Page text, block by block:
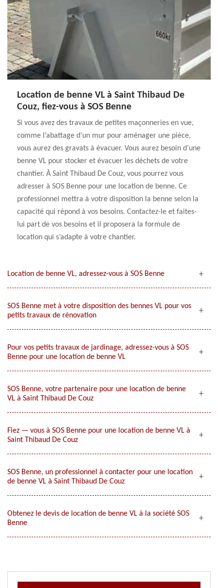
Location de benne VL à Saint Thibaud De
Couz, fiez-vous à SOS Benne
Si vous avez des travaux de petites maçonneries en vue,
comme l’abattage d’un mur pour aménager une pièce,
vous aurez des gravats à évacuer. Vous aurez besoin d’une
benne VL pour stocker et évacuer les déchets de votre
chantier. À Saint Thibaud De Couz, vous pourrez vous
adresser à SOS Benne pour une location de benne. Ce
professionnel mettra à votre disposition la benne selon la
capacité qui répond à vos besoins. Contactez-le et faites-
lui part de vos besoins et il proposera la formule de
location qui s’adapte à votre chantier.
Location de benne VL, adressez-vous à SOS Benne
SOS Benne met à votre disposition des bennes VL pour vos
petits travaux de rénovation
Pour vos petits travaux de jardinage, adressez-vous à SOS
Benne pour une location de benne VL
SOS Benne, votre partenaire pour une location de benne
VL à Saint Thibaud De Couz
Fiez — vous à SOS Benne pour une location de benne VL à
Saint Thibaud De Couz
SOS Benne, un professionnel à contacter pour une location
de benne VL à Saint Thibaud De Couz
Obtenez le devis de location de benne VL à la société SOS
Benne